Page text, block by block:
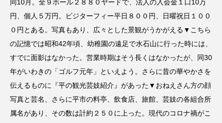
同10月。全９ホール２８８０ヤードで、法人の入会金１口10万
円、個人５万円。ビジターフィー平日８００円、日曜祝日１００
０円とある。写真もあり、広々とした景観がうかがえる▼こちら
の記憶では昭和42年頃、幼稚園の遠足で水石山に行った時には、
すでに面影はなかった。営業時期はそう長くはなかったが、同30
年がいわきの「ゴルフ元年」といえよう。さらに昔の華やかさを
伝えるものに『平の観光芸妓紹介』があった▼おねえさん方の顔
写真と芸名、さらに平市の料亭、飲食店、旅館、芸妓の各組合所
属名があり、その数は計約２５０に上った。現代のコロナ禍がこ